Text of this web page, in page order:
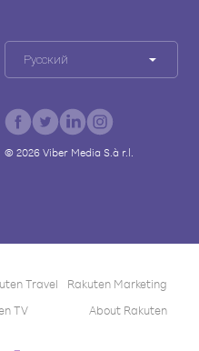
Русский
© 2026Viber Media S.à r.l.
Travel
Rakuten Marketing
TV About Rakuten